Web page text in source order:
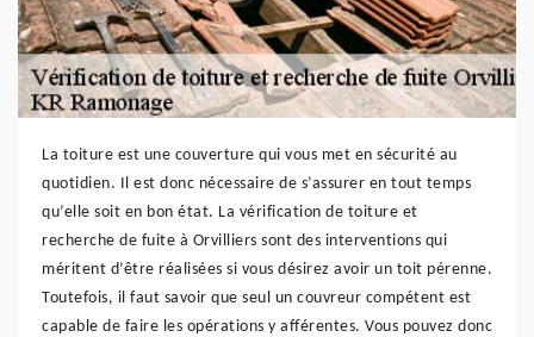
La toiture est une couverture qui vous met en sécurité au
quotidien. Il est donc nécessaire de s’assurer en tout temps
qu’elle soit en bon état. La vérification de toiture et
recherche de fuite à Orvilliers sont des interventions qui
méritent d’être réalisées si vous désirez avoir un toit pérenne.
Toutefois, il faut savoir que seul un couvreur compétent est
capable de faire les opérations y afférentes. Vous pouvez donc